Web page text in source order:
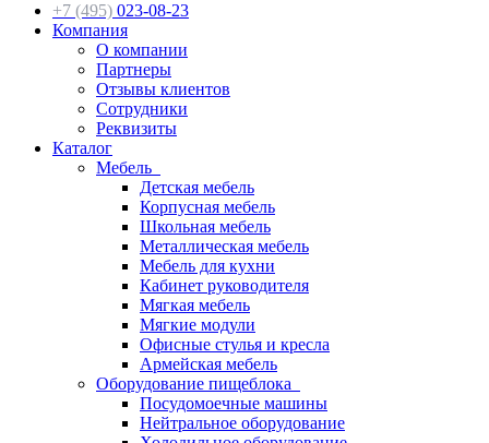
+7 (495) 023-08-23
Компания
О компании
Партнеры
Отзывы клиентов
Сотрудники
Реквизиты
Каталог
Мебель
Детская мебель
Корпусная мебель
Школьная мебель
Металлическая мебель
Мебель для кухни
Кабинет руководителя
Мягкая мебель
Мягкие модули
Офисные стулья и кресла
Армейская мебель
Оборудование пищеблока
Посудомоечные машины
Нейтральное оборудование